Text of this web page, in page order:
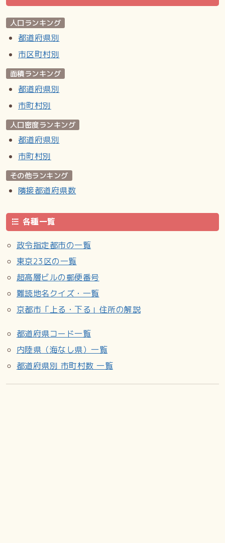
人口ランキング
都道府県別
市区町村別
面積ランキング
都道府県別
市町村別
人口密度ランキング
都道府県別
市町村別
その他ランキング
隣接都道府県数
各種一覧
政令指定都市の一覧
東京23区の一覧
超高層ビルの郵便番号
難読地名クイズ・一覧
京都市「上る・下る」住所の解説
都道府県コード一覧
内陸県（海なし県）一覧
都道府県別 市町村数 一覧